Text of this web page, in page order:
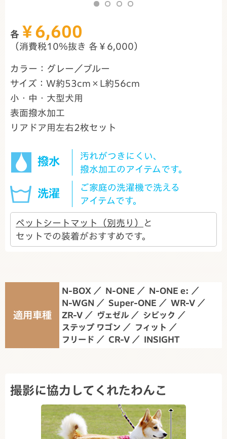
各 ￥6,600
（消費税10％抜き 各￥6,000）
カラー：グレー／ブルー
サイズ：W約53cm×L約56cm
小・中・大型犬用
表面撥水加工
リアドア用左右2枚セット
撥水
汚れがつきにくい、
撥水加工のアイテムです。
洗濯
ご家庭の洗濯機で洗える
アイテムです。
ペットシートマット（別売り）
と
セットでの装着がおすすめです。
適用車種
N-BOX N-ONE
N-ONE e:
N-WGN
Super-ONE
WR-V
ZR-V
ヴェゼル
シビック
ステップ ワゴン
フィット
フリード
CR-V INSIGHT
撮影に協力してくれたわんこ